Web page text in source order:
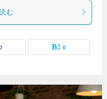
む
0